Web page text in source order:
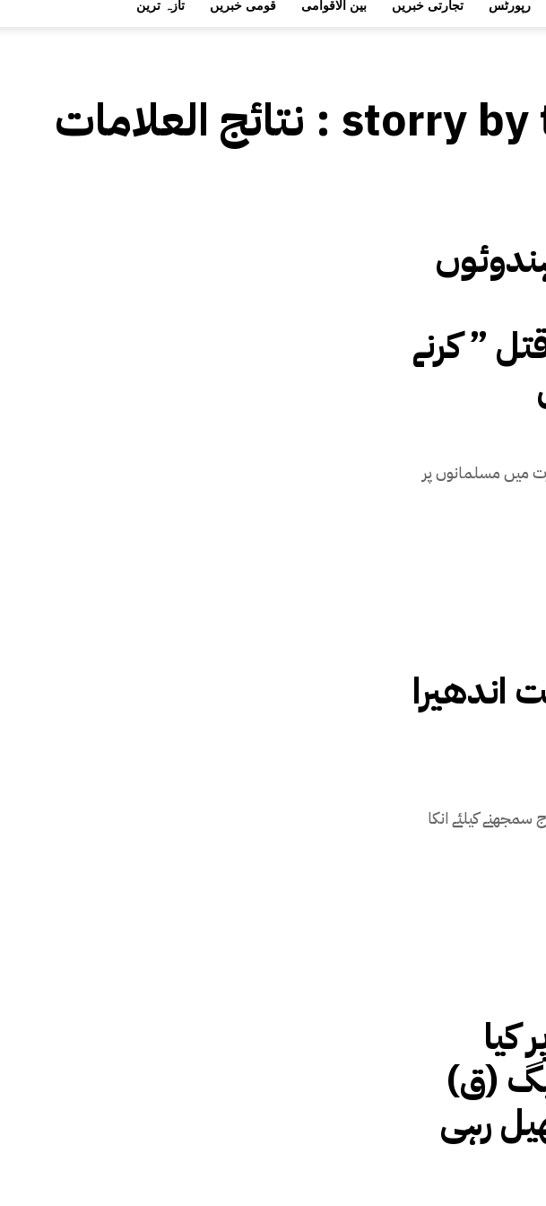
تازہ ترین قومی خبریں بین الاقوامی تجارتی خبریں رپورٹس
نتائج العلامات : storry by
” کرنے
میں مسلمانوں پر
اندھیرا
کیلئے انکا
کیا
(ق)
رہی